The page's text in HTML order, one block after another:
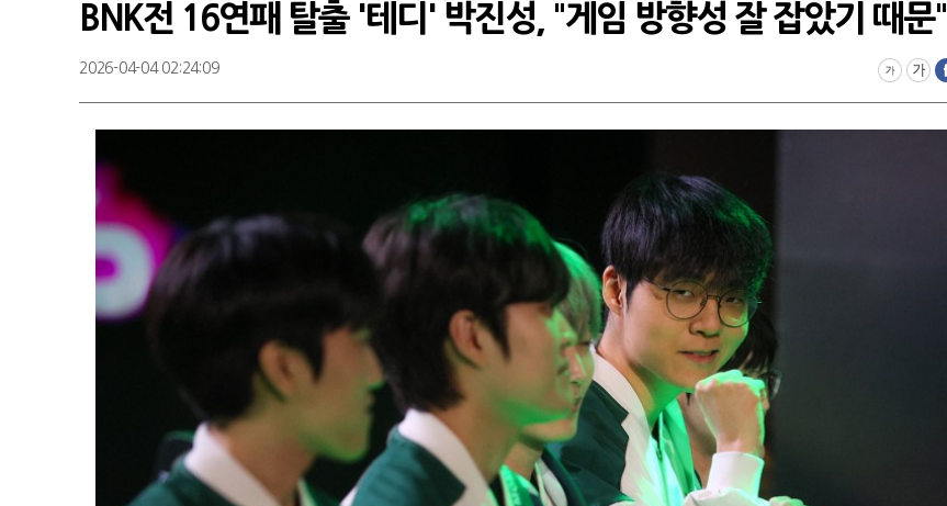
BNK전 16연패 탈출 '테디' 박진성, "게임 방향성 잘 잡았기 때문"
2026-04-04 02:24:09